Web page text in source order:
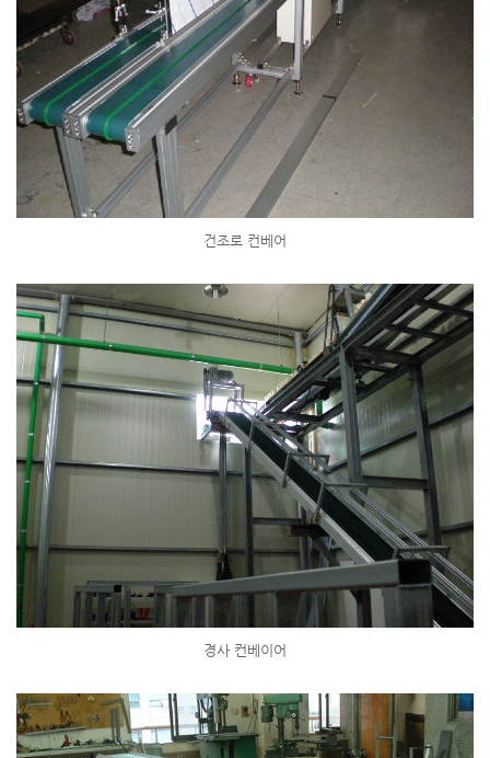
건조로 컨베어
경사 컨베이어